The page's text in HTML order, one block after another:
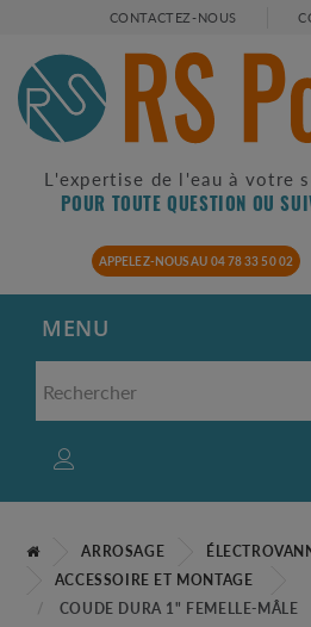
CONTACTEZ-NOUS
L'expertise de l'eau à votre
POUR TOUTE QUESTION OU
APPELEZ-NOUS AU 04 78 33 50 02
MENU
ARROSAGE
ACCESSOIRE ET MONTAGE
COUDE DURA 1" FEMELLE-MÂLE